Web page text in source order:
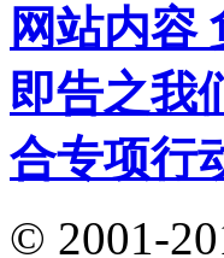
网站内容
即告之我
合专项行
© 2001-